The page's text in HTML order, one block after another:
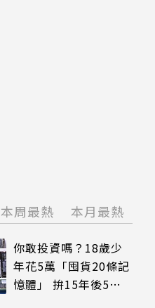
本周最熱 本月最熱
你敢投資嗎？18歲少
年花5萬「囤貨20條記
憶體」 拚15年後5倍